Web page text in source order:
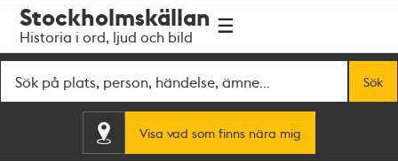
navigationen
huvudinnehållet
Stockholmskällan
Historia i ord, ljud och bild
Sök
Visa vad som finns nära mig